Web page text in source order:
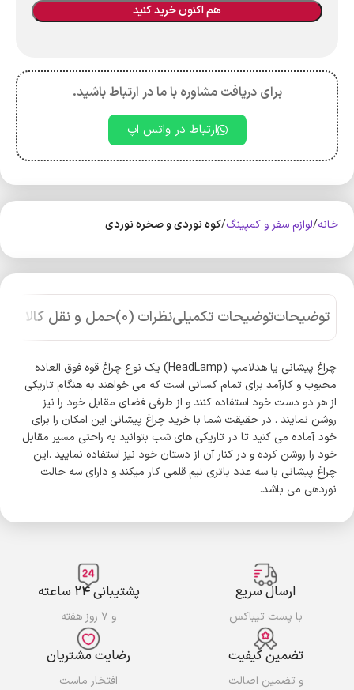
هم اکنون خرید کنید
برای دریافت مشاوره با ما در ارتباط باشید.
ارتباط در واتس اپ
خانه لوازم سفر و کمپینگ کوه‌ نوردی و صخره نوردی
توضیحاتتوضیحات تکمیلینظرات (0) حمل و نقل کالا
چراغ پیشانی یا هدلامپ (HeadLamp) یک نوع چراغ قوه فوق العاده
محبوب و کارآمد برای تمام کسانی است که می خواهند به هنگام تاریکی
از هر دو دست خود استفاده کنند و از طرفی فضای مقابل خود را نیز
روشن نمایند . در حقیقت شما با خرید چراغ پیشانی این امکان را برای
خود آماده می کنید تا در تاریکی های شب بتوانید به راحتی مسیر مقابل
خود را روشن کرده و در کنار آن از دستان خود نیز استفاده نمایید .این
چراغ پیشانی با سه عدد باتری نیم قلمی کار میکند و دارای سه حالت
نوردهی می باشد.
ارسال سریع
با پست تیباکس
پشتیبانی ۲۴ ساعته
و ۷ روز هفته
تضمین کیفیت
و تضمین اصالت
رضایت مشتریان
افتخار ماست